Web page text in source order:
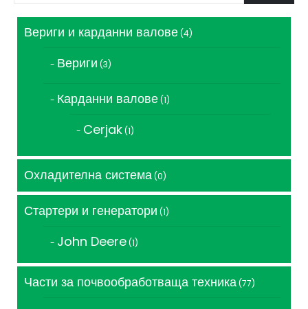
Вериги и карданни валове 44
Вериги 33
Карданни валове 11
Cerjak 11
Охладителна система 00
продукта
Стартери и генератори 11
John Deere 11
Части за почвообработваща техника 7777